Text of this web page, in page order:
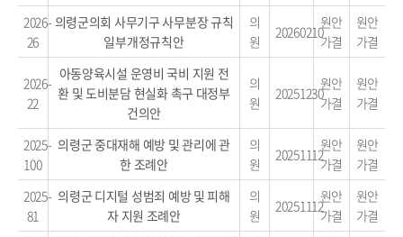
2026-
26
의령군의회 사무기구 사무분장 규칙
일부개정규칙안
의
원
20260210
원안
가결
원안
가결
2026-
22
아동양육시설 운영비 국비 지원 전
환 및 도비분담 현실화 촉구 대정부
건의안
의
원
20251230
원안
가결
원안
가결
2025-
100
의령군 중대재해 예방 및 관리에 관
한 조례안
의
원
20251112
원안
가결
원안
가결
2025-
81
의령군 디지털 성범죄 예방 및 피해
자 지원 조례안
의
원
20251112
원안
가결
원안
가결